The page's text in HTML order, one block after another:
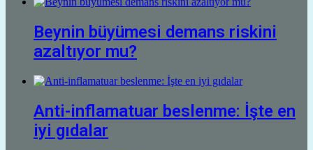
Beynin büyümesi demans riskini
azaltıyor mu?
Anti-inflamatuar beslenme: İşte en
iyi gıdalar